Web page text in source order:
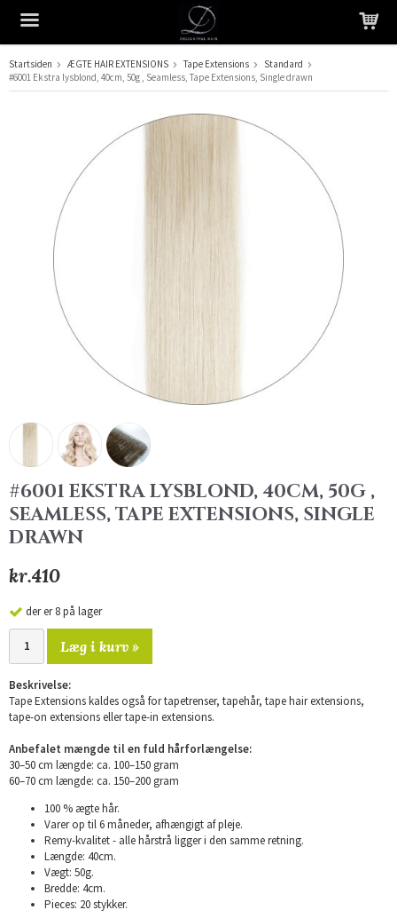
Produktet er blevet tilføjet til din indkøbskurv
Startsiden ÆGTE HAIR EXTENSIONS Tape Extensions
Standard
#6001 Ekstra lysblond, 40cm, 50g , Seamless, Tape Extensions, Single drawn
#6001 EKSTRA LYSBLOND, 40CM, 50G ,
SEAMLESS, TAPE EXTENSIONS, SINGLE
DRAWN
kr.410
der er 8 på lager
Læg i kurv »
Beskrivelse:
Tape Extensions kaldes også for tapetrenser, tapehår, tape hair extensions,
tape-on extensions eller tape-in extensions.
Anbefalet mængde til en fuld hårforlængelse:
30–50 cm længde: ca. 100–150 gram
60–70 cm længde: ca. 150–200 gram
100 % ægte hår.
Varer op til 6 måneder, afhængigt af pleje.
Remy-kvalitet - alle hårstrå ligger i den samme retning.
Længde: 40cm.
Vægt: 50g.
Bredde: 4cm.
Pieces: 20 stykker.